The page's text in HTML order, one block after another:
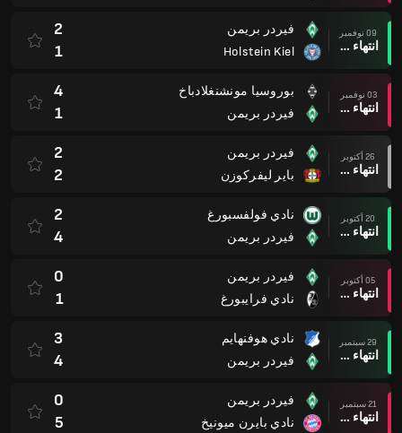
09 نوفمبر
انتهاء وقت المباراة
فيردر بريمن
Holstein Kiel
2
1
03 نوفمبر
انتهاء وقت المباراة
بوروسيا مونشنغلادباخ
فيردر بريمن
4
1
26 أكتوبر
انتهاء وقت المباراة
فيردر بريمن
باير ليفركوزن
2
2
20 أكتوبر
انتهاء وقت المباراة
نادي فولفسبورغ
فيردر بريمن
2
4
05 أكتوبر
انتهاء وقت المباراة
فيردر بريمن
نادي فرايبورغ
0
1
29 سبتمبر
انتهاء وقت المباراة
نادي هوفنهايم
فيردر بريمن
3
4
21 سبتمبر
انتهاء وقت المباراة
فيردر بريمن
نادي بايرن ميونيخ
0
5